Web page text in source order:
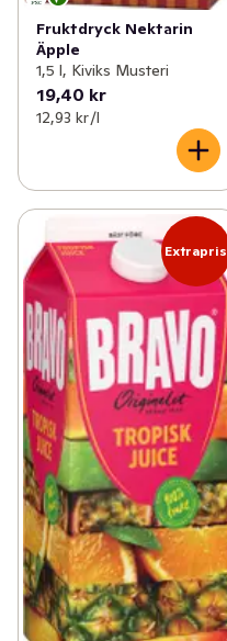
Fruktdryck Nektarin
Äpple
1,5 l, Kiviks Musteri
19,40 kr
12,93 kr /l
Extrapris